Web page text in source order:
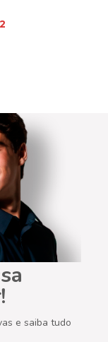
e saiba tudo